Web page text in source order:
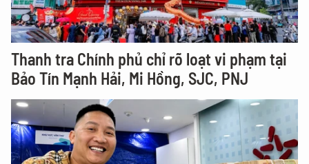
Thanh tra Chính phủ chỉ rõ loạt vi phạm tại
Bảo Tín Mạnh Hải, Mi Hồng, SJC, PNJ